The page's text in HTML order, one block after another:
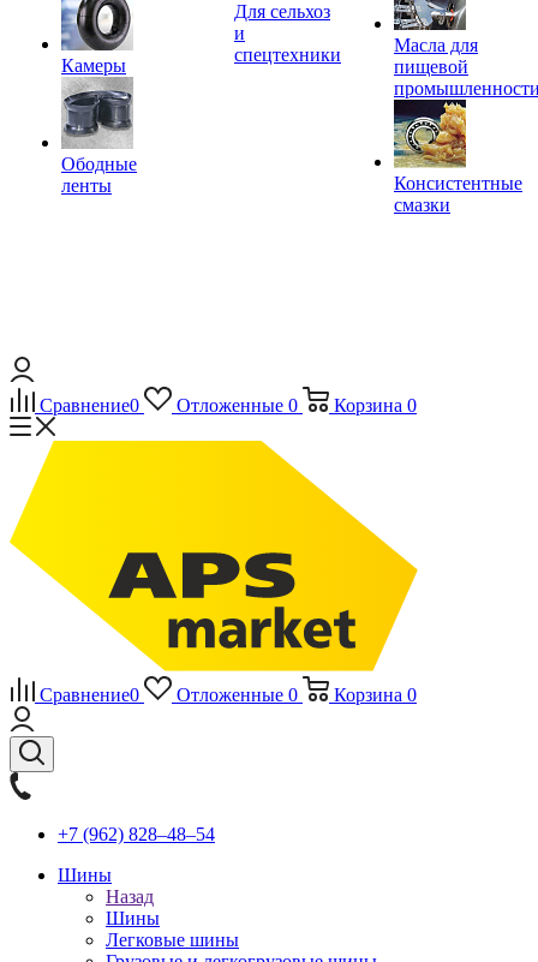
Камеры
Ободные
ленты
Для сельхоз
и
спецтехники
Масла для
пищевой
Консистентные
смазки
Сравнение0 Отложенные 0 Корзина 0
Сравнение0 Отложенные 0 Корзина 0
+7 (962) 828‒48‒54
Шины
Назад
Шины
Легковые шины